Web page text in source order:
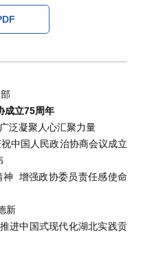
成立75周年
泛凝聚人心汇聚力量
中国人民政治协商会议成立
增强政协委员责任感使命
新
进中国式现代化湖北实践贡